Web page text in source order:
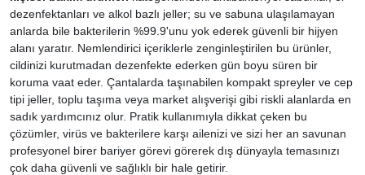
dezenfektanları ve alkol bazlı jeller; su ve sabuna ulaşılamayan
anlarda bile bakterilerin %99.9'unu yok ederek güvenli bir hijyen
alanı yaratır. Nemlendirici içeriklerle zenginleştirilen bu ürünler,
cildinizi kurutmadan dezenfekte ederken gün boyu süren bir
koruma vaat eder. Çantalarda taşınabilen kompakt spreyler ve cep
tipi jeller, toplu taşıma veya market alışverişi gibi riskli alanlarda en
sadık yardımcınız olur. Pratik kullanımıyla dikkat çeken bu
çözümler, virüs ve bakterilere karşı ailenizi ve sizi her an savunan
profesyonel birer bariyer görevi görerek dış dünyayla temasınızı
çok daha güvenli ve sağlıklı bir hale getirir.